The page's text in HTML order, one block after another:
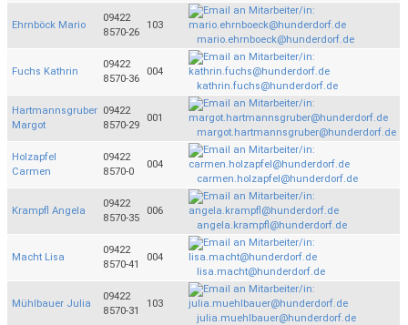
Ehrnböck Mario
09422
8570-26
103
mario.ehrnboeck@hunderdorf.de
Fuchs Kathrin
09422
8570-36
004
kathrin.fuchs@hunderdorf.de
Hartmannsgruber
Margot
09422
8570-29
001
margot.hartmannsgruber@hunderdorf.de
Holzapfel
Carmen
09422
8570-0
004
carmen.holzapfel@hunderdorf.de
Krampfl Angela
09422
8570-35
006
angela.krampfl@hunderdorf.de
Macht Lisa
09422
8570-41
004
lisa.macht@hunderdorf.de
Mühlbauer Julia
09422
8570-31
103
julia.muehlbauer@hunderdorf.de